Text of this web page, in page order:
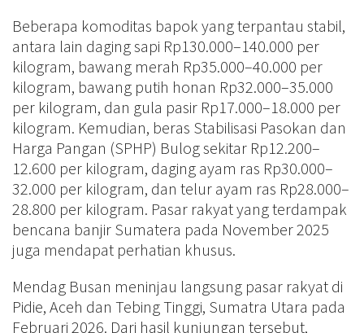
Beberapa komoditas bapok yang terpantau stabil,
antara lain daging sapi Rp130.000–140.000 per
kilogram, bawang merah Rp35.000–40.000 per
kilogram, bawang putih honan Rp32.000–35.000
per kilogram, dan gula pasir Rp17.000–18.000 per
kilogram. Kemudian, beras Stabilisasi Pasokan dan
Harga Pangan (SPHP) Bulog sekitar Rp12.200–
12.600 per kilogram, daging ayam ras Rp30.000–
32.000 per kilogram, dan telur ayam ras Rp28.000–
28.800 per kilogram. Pasar rakyat yang terdampak
bencana banjir Sumatera pada November 2025
juga mendapat perhatian khusus.
Mendag Busan meninjau langsung pasar rakyat di
Pidie, Aceh dan Tebing Tinggi, Sumatra Utara pada
Februari 2026. Dari hasil kunjungan tersebut,